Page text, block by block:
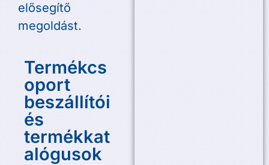
elősegítő
megoldást.
Termékcs
oport
beszállítói
és
termékkat
alógusok